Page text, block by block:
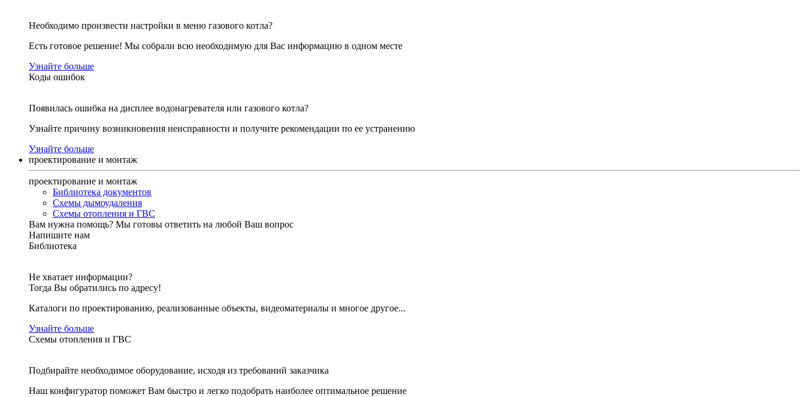
Необходимо произвести настройки в меню газового котла?
Есть готовое решение! Мы собрали всю необходимую для Вас информацию в одном месте
Узнайте больше
Коды ошибок
Появилась ошибка на дисплее водонагревателя или газового котла?
Узнайте причину возникновения неисправности и получите рекомендации по ее устранению
Узнайте больше
проектирование и монтаж
проектирование и монтаж
Библиотека документов
Схемы дымоудаления
Схемы отопления и ГВС
Вам нужна помощь? Мы готовы ответить на любой Ваш вопрос
Напишите нам
Библиотека
Не хватает информации?
Тогда Вы обратились по адресу!
Каталоги по проектированию, реализованные объекты, видеоматериалы и многое другое...
Узнайте больше
Схемы отопления и ГВС
Подбирайте необходимое оборудование, исходя из требований заказчика
Наш конфигуратор поможет Вам быстро и легко подобрать наиболее оптимальное решение